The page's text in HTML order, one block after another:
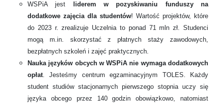
WSPiA jest liderem w pozyskiwaniu funduszy na
dodatkowe zajęcia dla studentów! Wartość projektów, które
do 2023 r. zrealizuje Uczelnia to ponad 71 mln zł. Studenci
mogą m.in. skorzystać z płatnych staży zawodowych,
bezpłatnych szkoleń i zajęć praktycznych.
Nauka języków obcych w WSPiA nie wymaga dodatkowych
opłat. Jesteśmy centrum egzaminacyjnym TOLES. Każdy
student studiów stacjonarnych pierwszego stopnia uczy się
języka obcego przez 140 godzin obowiązkowo, natomiast